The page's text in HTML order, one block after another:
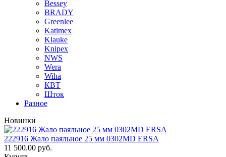
Bessey
BRADY
Greenlee
Katimex
Klauke
Knipex
NWS
Wera
Wiha
КВТ
Шток
Разное
Новинки
222916 Жало паяльное 25 мм 0302MD ERSA
11 500.00 руб.